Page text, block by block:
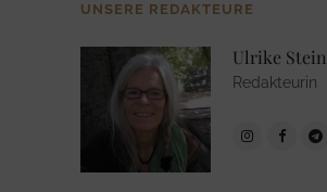
UNSERE REDAKTEURE
Ulrike Stein
Redakteurin